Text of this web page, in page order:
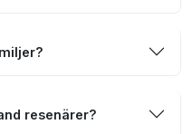
resenärer?